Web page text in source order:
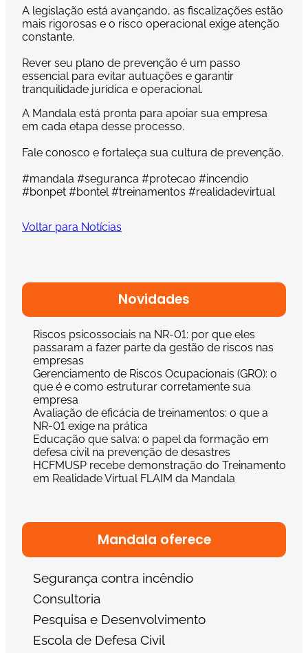
A legislação está avançando, as fiscalizações estão
mais rigorosas e o risco operacional exige atenção
constante.
Rever seu plano de prevenção é um passo
essencial para evitar autuações e garantir
tranquilidade jurídica e operacional.
A Mandala está pronta para apoiar sua empresa
em cada etapa desse processo.
Fale conosco e fortaleça sua cultura de prevenção.
#mandala #seguranca #protecao #incendio
#bonpet #bontel #treinamentos #realidadevirtual
Voltar para Notícias
Novidades
Riscos psicossociais na NR-01: por que eles
passaram a fazer parte da gestão de riscos nas
empresas
Gerenciamento de Riscos Ocupacionais (GRO): o
que é e como estruturar corretamente sua
empresa
Avaliação de eficácia de treinamentos: o que a
NR-01 exige na prática
Educação que salva: o papel da formação em
defesa civil na prevenção de desastres
HCFMUSP recebe demonstração do Treinamento
em Realidade Virtual FLAIM da Mandala
Mandala oferece
Segurança contra incêndio
Consultoria
Pesquisa e Desenvolvimento
Escola de Defesa Civil